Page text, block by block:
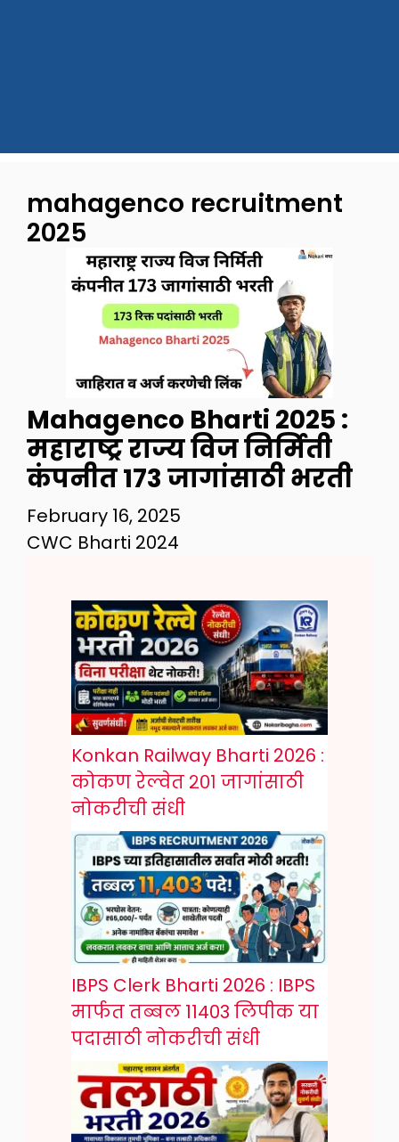
mahagenco recruitment
2025
Mahagenco Bharti 2025 :
महाराष्ट्र राज्य विज निर्मिती
कंपनीत 173 जागांसाठी भरती
February 16, 2025
CWC Bharti 2024
Konkan Railway Bharti 2026 :
कोकण रेल्वेत २०१ जागांसाठी
नोकरीची संधी
IBPS Clerk Bharti 2026 : IBPS
मार्फत तब्बल 11403 लिपीक या
पदासाठी नोकरीची संधी